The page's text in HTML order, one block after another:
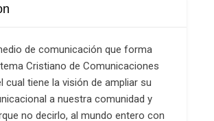
de comunicación que forma
Cristiano de Comunicaciones
cual tiene la visión de ampliar su
a nuestra comunidad y
no decirlo, al mundo entero con